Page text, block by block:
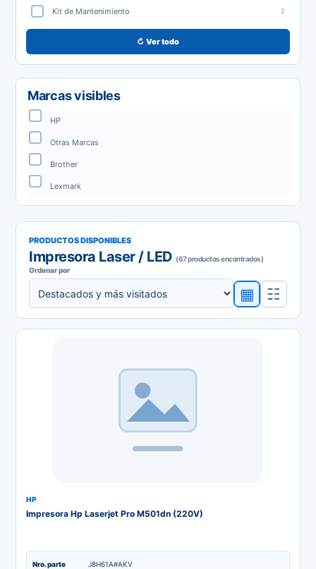
Kit de Mantenimiento 2
↻ Ver todo
Marcas visibles
HP
Otras Marcas
Brother
Lexmark
PRODUCTOS DISPONIBLES
Impresora Laser / LED (67 productos encontrados)
Ordenar por
▦ ☷
HP
Impresora Hp Laserjet Pro M501dn (220V)
Nro. parte
J8H61A#AKV